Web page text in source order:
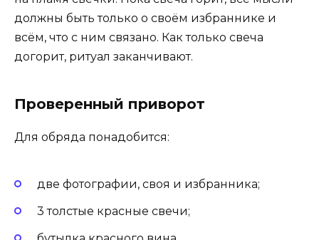
должны быть только о своём избраннике и
всём, что с ним связано. Как только свеча
догорит, ритуал заканчивают.
Проверенный приворот
Для обряда понадобится:
две фотографии, своя и избранника;
3 толстые красные свечи;